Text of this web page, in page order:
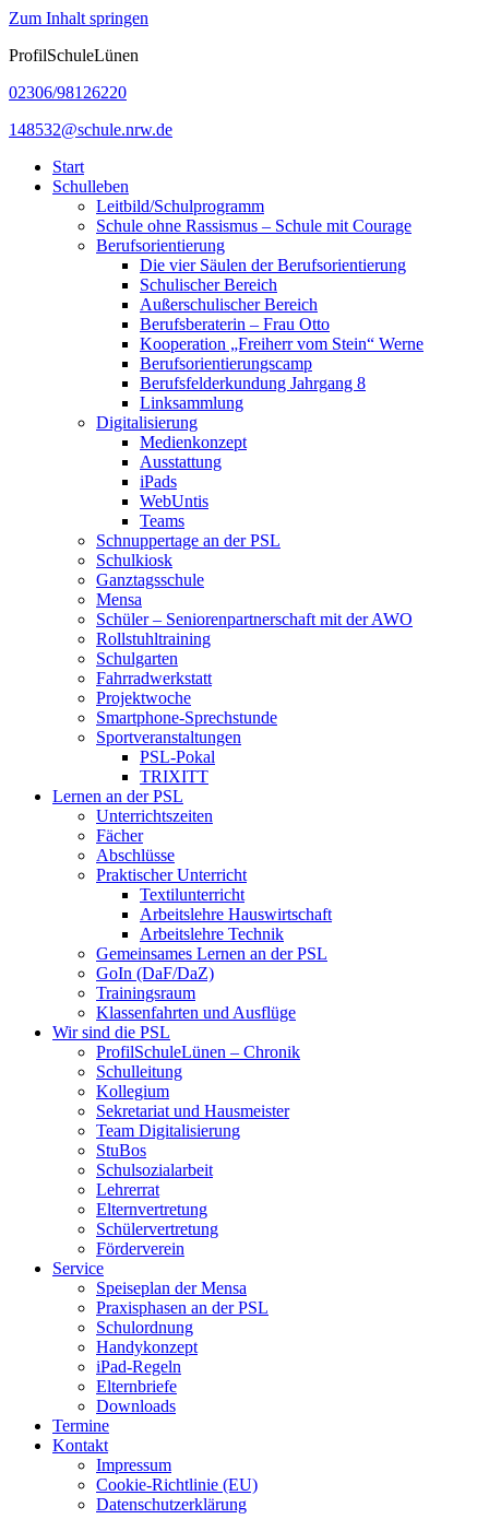
Zum Inhalt springen
ProfilSchuleLünen
02306/98126220
148532@schule.nrw.de
Start
Schulleben
Leitbild/Schulprogramm
Schule ohne Rassismus – Schule mit Courage
Berufsorientierung
Die vier Säulen der Berufsorientierung
Schulischer Bereich
Außerschulischer Bereich
Berufsberaterin – Frau Otto
Kooperation „Freiherr vom Stein“ Werne
Berufsorientierungscamp
Berufsfelderkundung Jahrgang 8
Linksammlung
Digitalisierung
Medienkonzept
Ausstattung
iPads
WebUntis
Teams
Schnuppertage an der PSL
Schulkiosk
Ganztagsschule
Mensa
Schüler – Seniorenpartnerschaft mit der AWO
Rollstuhltraining
Schulgarten
Fahrradwerkstatt
Projektwoche
Smartphone-Sprechstunde
Sportveranstaltungen
PSL-Pokal
TRIXITT
Lernen an der PSL
Unterrichtszeiten
Fächer
Abschlüsse
Praktischer Unterricht
Textilunterricht
Arbeitslehre Hauswirtschaft
Arbeitslehre Technik
Gemeinsames Lernen an der PSL​
GoIn (DaF/DaZ)
Trainingsraum
Klassenfahrten und Ausflüge
Wir sind die PSL
ProfilSchuleLünen – Chronik
Schulleitung
Kollegium
Sekretariat und Hausmeister
Team Digitalisierung
StuBos
Schulsozialarbeit
Lehrerrat
Elternvertretung
Schülervertretung
Förderverein
Service
Speiseplan der Mensa
Praxisphasen an der PSL
Schulordnung
Handykonzept
iPad-Regeln
Elternbriefe
Downloads
Termine
Kontakt
Impressum
Cookie-Richtlinie (EU)
Datenschutzerklärung